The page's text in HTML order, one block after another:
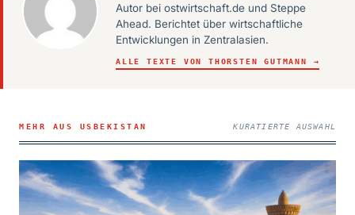
Autor bei ostwirtschaft.de und Steppe
Ahead. Berichtet über wirtschaftliche
Entwicklungen in Zentralasien.
ALLE TEXTE VON THORSTEN GUTMANN →
MEHR AUS USBEKISTAN KURATIERTE AUSWAHL